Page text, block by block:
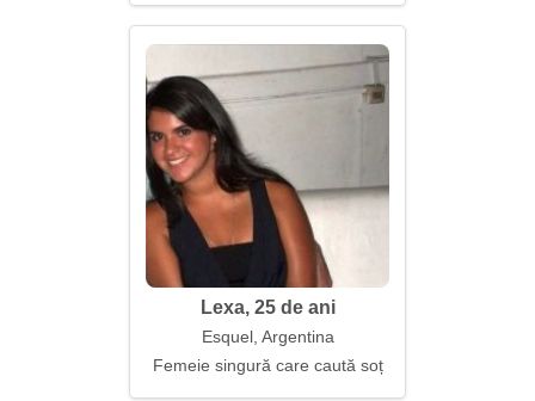
Lexa, 25 de ani
Esquel, Argentina
Femeie singură care caută soț